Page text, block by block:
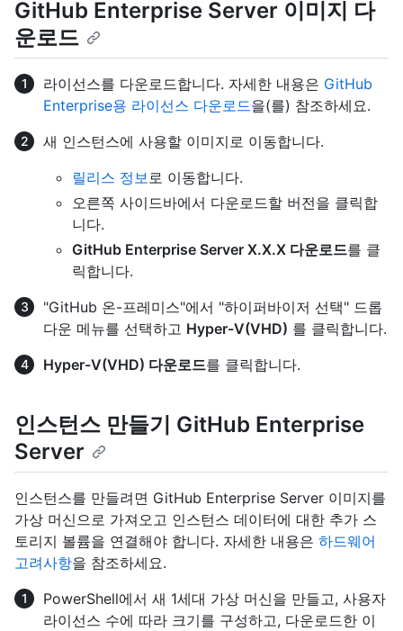
GitHub Enterprise Server 이미지 다
운로드
라이선스를 다운로드합니다. 자세한 내용은 GitHub
Enterprise용 라이선스 다운로드을(를) 참조하세요.
새 인스턴스에 사용할 이미지로 이동합니다.
릴리스 정보 로 이동합니다.
오른쪽 사이드바에서 다운로드할 버전을 클릭합
니다.
GitHub Enterprise Server X.X.X 다운로드를 클
릭합니다.
"GitHub 온-프레미스"에서 "하이퍼바이저 선택" 드롭
다운 메뉴를 선택하고 Hyper-V(VHD) 를 클릭합니다.
Hyper-V(VHD) 다운로드를 클릭합니다.
인스턴스 만들기 GitHub Enterprise
Server
인스턴스를 만들려면 GitHub Enterprise Server 이미지를
가상 머신으로 가져오고 인스턴스 데이터에 대한 추가 스
토리지 볼륨을 연결해야 합니다. 자세한 내용은 하드웨어
고려사항을 참조하세요.
PowerShell에서 새 1세대 가상 머신을 만들고, 사용자
라이선스 수에 따라 크기를 구성하고, 다운로드한 이